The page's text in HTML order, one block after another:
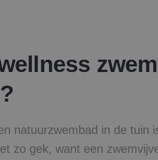
natuurzwembad in de tuin
zo gek, want een